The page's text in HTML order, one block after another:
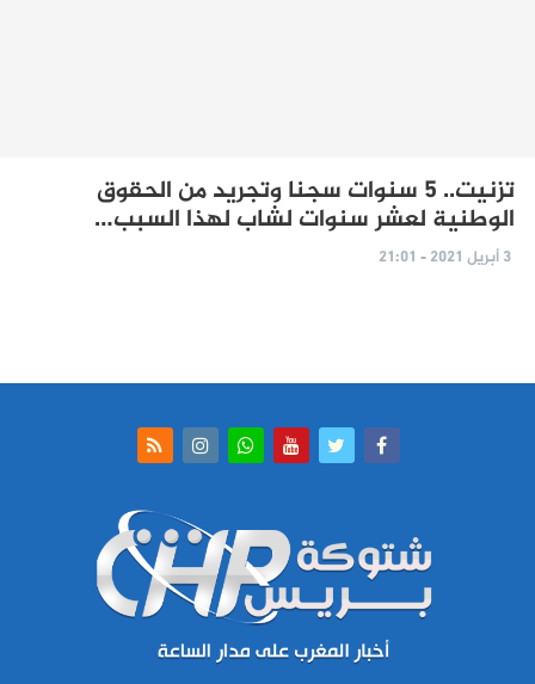
تزنيت.. 5 سنوات سجنا وتجريد من الحقوق
الوطنية لعشر سنوات لشاب لهذا السبب…
3 أبريل 2021 - 21:01